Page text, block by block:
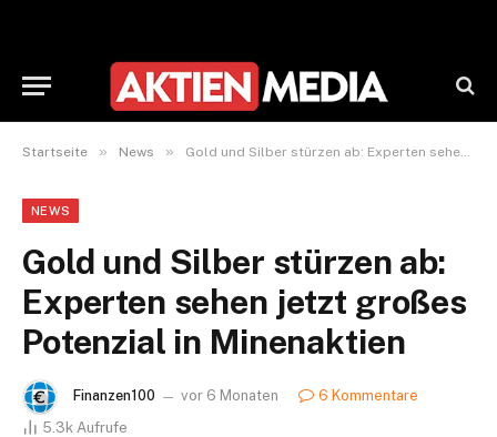
Startseite » News » Gold und Silber stürzen ab: Experten sehen jetzt großes Potenzial in Minenaktien
NEWS
Gold und Silber stürzen ab:
Experten sehen jetzt großes
Potenzial in Minenaktien
Finanzen100 vor 6 Monaten
6 Kommentare
5.3k Aufrufe